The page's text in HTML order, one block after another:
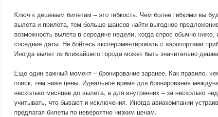
Ключ к дешевым билетам – это гибкость. Чем более гибкими вы
вылета и прилета, тем больше шансов найти выгодное
возможность вылета в середине недели, когда спрос обычно ниже,
соседние даты. Не бойтесь экспериментировать с аэропортами
Иногда вылет из ближайшего города может быть значительно
Еще один важный момент – бронирование заранее. Как правило,
поиск, тем ниже цены. Идеальное время для бронирования
несколько месяцев до вылета, а для внутренних – за несколько
учитывать, что бывают и исключения. Иногда авиакомпании
предлагая билеты по невероятно низким ценам.